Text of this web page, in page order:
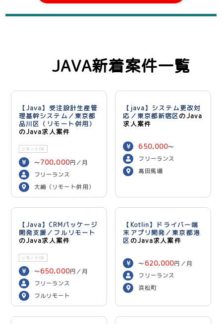
JAVA新着案件一覧
【Java】受注設計生産管
理基幹システム／東京都
品川区（リモート併用）
のJava求人案件
リモートOK
〜700,000円／月
フリーランス
大崎（リモート併用）
【java】システム更改対
応／東京都新宿区のJava
求人案件
650,000〜
750,000 円／月
フリーランス
高田馬場
【Java】CRMパッケージ
開発支援／フルリモート
のJava求人案件
リモートOK
〜650,000円／月
フリーランス
フルリモート
【Kotlin】ドライバー端
末アプリ開発／東京都港
区 のJava求人案件
〜 620,000円／月
フリーランス
浜松町